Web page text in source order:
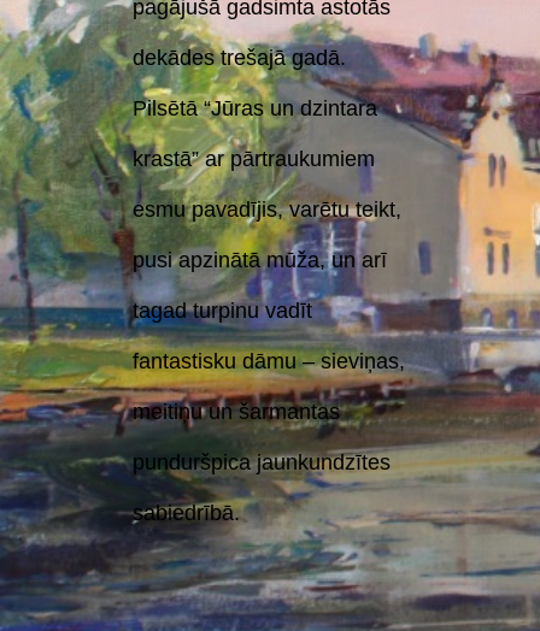
pagājušā gadsimta astotās
dekādes trešajā gadā.
Pilsētā “Jūras un dzintara
krastā” ar pārtraukumiem
esmu pavadījis, varētu teikt,
pusi apzinātā mūža, un arī
tagad turpinu vadīt
fantastisku dāmu – sieviņas,
meitiņu un šarmantas
punduršpica jaunkundzītes
sabiedrībā.